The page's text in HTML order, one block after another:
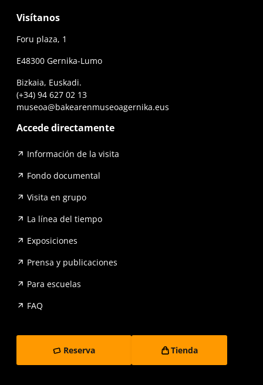
Visítanos
Foru plaza, 1
E48300 Gernika-Lumo
Bizkaia, Euskadi.
(+34) 94 627 02 13
museoa@bakearenmuseoagernika.eus
Accede directamente
Información de la visita
Fondo documental
Visita en grupo
La línea del tiempo
Exposiciones
Prensa y publicaciones
Para escuelas
FAQ
Reserva Tienda